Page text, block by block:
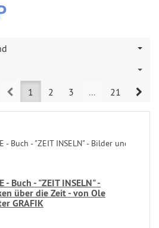
Prev1 2 3 ... 21
- Buch - "ZEIT INSELN" -
über die Zeit - von Ole
GRAFIK